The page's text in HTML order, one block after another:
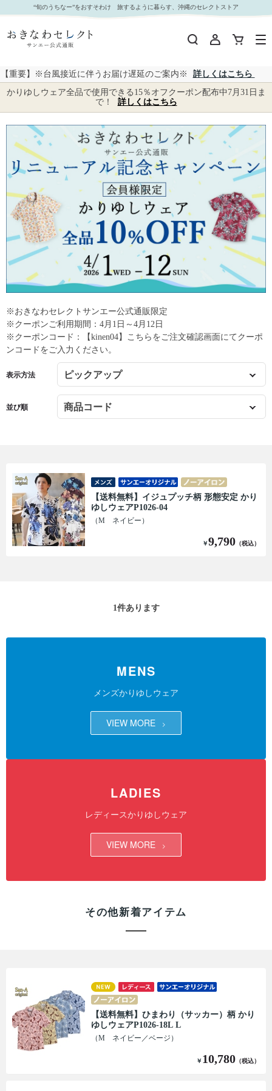
イジュプッチ柄 形態安定 かりゆしウェアP1026-04｜おきなわセレクト サンエー公式通販
“旬のうちなー”をおすそわけ 旅するように暮らす、沖縄のセレクトストア
【重要】※台風接近に伴うお届け遅延のご案内※
詳しくはこちら
かりゆしウェア全品で使用できる15％オフクーポン配布中7月31日ま
で！
詳しくはこちら
※おきなわセレクトサンエー公式通販限定
※クーポンご利用期間：4月1日～4月12日
※クーポンコード：【kinen04】こちらをご注文確認画面にてクーポ
ンコードをご入力ください。
表示方法
並び順
【送料無料】イジュプッチ柄 形態安定 かり
ゆしウェアP1026-04
（M ネイビー）
￥9,790 （税込）
1 件あります
MENS
メンズかりゆしウェア
VIEW MORE
LADIES
レディースかりゆしウェア
VIEW MORE
その他新着アイテム
【送料無料】ひまわり（サッカー）柄 かり
ゆしウェアP1026-18L L
（M ネイビー／ベージ）
￥ 10,780 （税込）